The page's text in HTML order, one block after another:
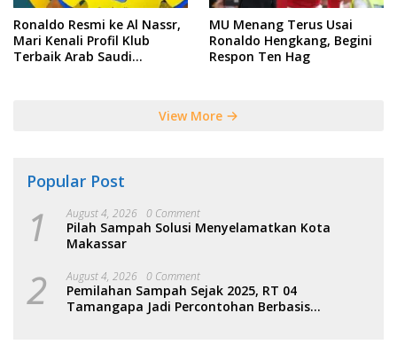
Ronaldo Resmi ke Al Nassr,
Mari Kenali Profil Klub
Terbaik Arab Saudi
MU Menang Terus Usai
Ronaldo Hengkang, Begini
Respon Ten Hag
View More
Popular Post
1 August 4, 2026 0 Comment
Pilah Sampah Solusi Menyelamatkan Kota
Makassar
2 August 4, 2026 0 Comment
Pemilahan Sampah Sejak 2025, RT 04
Tamangapa Jadi Percontohan Berbasis